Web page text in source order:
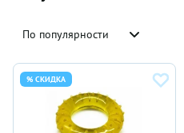
По популярности
% СКИДКА